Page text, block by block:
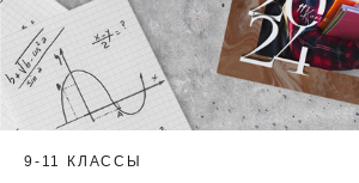
9-11 КЛАССЫ